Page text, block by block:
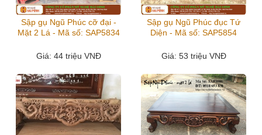
Sập gụ Ngũ Phúc cỡ đại -
Mặt 2 Lá - Mã số: SAP5834
Giá: 44 triệu VNĐ
Sập gụ Ngũ Phúc đục Tứ
Diện - Mã số: SAP5854
Giá: 53 triệu VNĐ